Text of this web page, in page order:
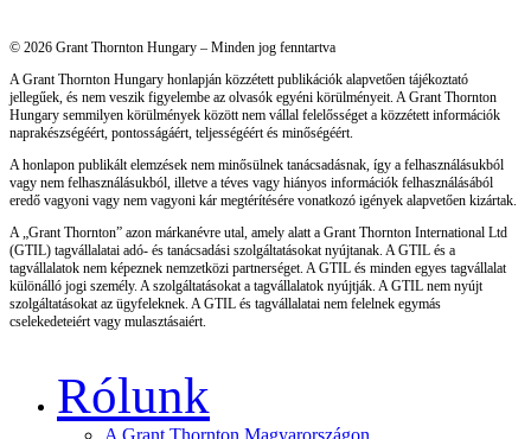
© 2026 Grant Thornton Hungary – Minden jog fenntartva
A Grant Thornton Hungary honlapján közzétett publikációk alapvetően tájékoztató
jellegűek, és nem veszik figyelembe az olvasók egyéni körülményeit. A Grant Thornton
Hungary semmilyen körülmények között nem vállal felelősséget a közzétett információk
naprakészségéért, pontosságáért, teljességéért és minőségéért.
A honlapon publikált elemzések nem minősülnek tanácsadásnak, így a felhasználásukból
vagy nem felhasználásukból, illetve a téves vagy hiányos információk felhasználásából
eredő vagyoni vagy nem vagyoni kár megtérítésére vonatkozó igények alapvetően kizártak.
A „Grant Thornton” azon márkanévre utal, amely alatt a Grant Thornton International Ltd
(GTIL) tagvállalatai adó- és tanácsadási szolgáltatásokat nyújtanak. A GTIL és a
tagvállalatok nem képeznek nemzetközi partnerséget. A GTIL és minden egyes tagvállalat
különálló jogi személy. A szolgáltatásokat a tagvállalatok nyújtják. A GTIL nem nyújt
szolgáltatásokat az ügyfeleknek. A GTIL és tagvállalatai nem felelnek egymás
cselekedeteiért vagy mulasztásaiért.
Rólunk